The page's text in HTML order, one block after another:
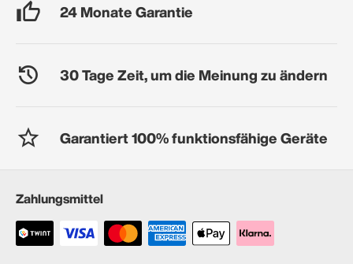
24 Monate Garantie
30 Tage Zeit, um die Meinung zu ändern
Garantiert 100% funktionsfähige Geräte
Zahlungsmittel